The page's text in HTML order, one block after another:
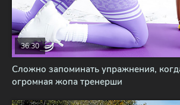
Сложно запоминать упражнения,
огромная жопа тренерши
36:30